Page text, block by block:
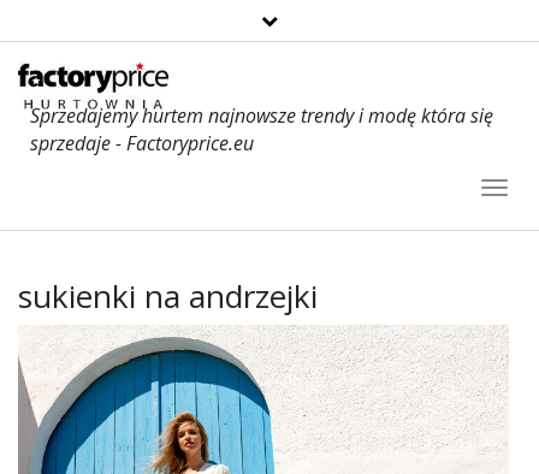
Sprzedajemy hurtem najnowsze trendy i modę która się
sprzedaje - Factoryprice.eu
sukienki na andrzejki